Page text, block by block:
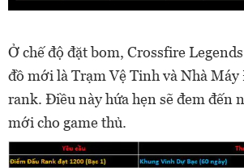
Ở chế độ đặt bom, Crossfire
đồ mới là Trạm Vệ Tinh và Nhà Máy
rank. Điều này hứa hẹn sẽ đem đến
mới cho game thủ.